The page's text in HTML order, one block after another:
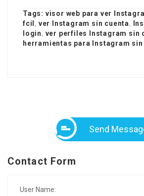
Tags: visor web para ver
fcil , ver Instagram sin cuenta,
login, ver perfiles Instagram sin
herramientas para Instagram sin
Send
Contact Form
User Name: